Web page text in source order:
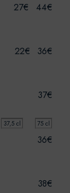
27€ 44€
22€ 36€
37€
37,5 cl 75 cl
36€
38€